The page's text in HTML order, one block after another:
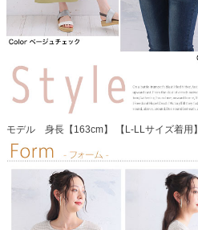
モデル 身長【163cm】 【L-LLサイズ着用】